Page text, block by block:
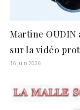
Martine OUDIN
sur la vidéo
16 juin 2026